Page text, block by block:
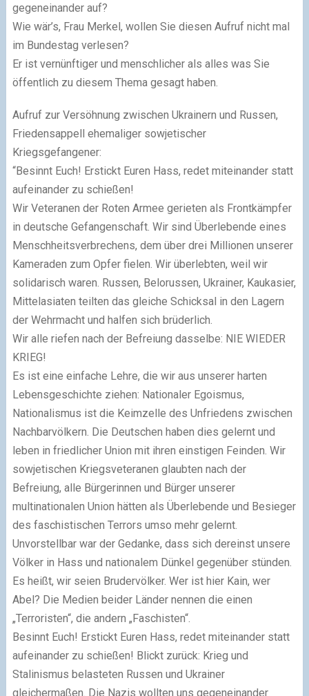
gegeneinander auf?
Wie wär’s, Frau Merkel, wollen Sie diesen Aufruf nicht mal
im Bundestag verlesen?
Er ist vernünftiger und menschlicher als alles was Sie
öffentlich zu diesem Thema gesagt haben.
Aufruf zur Versöhnung zwischen Ukrainern und Russen,
Friedensappell ehemaliger sowjetischer
Kriegsgefangener:
“Besinnt Euch! Erstickt Euren Hass, redet miteinander statt
aufeinander zu schießen!
Wir Veteranen der Roten Armee gerieten als Frontkämpfer
in deutsche Gefangenschaft. Wir sind Überlebende eines
Menschheitsverbrechens, dem über drei Millionen unserer
Kameraden zum Opfer fielen. Wir überlebten, weil wir
solidarisch waren. Russen, Belorussen, Ukrainer, Kaukasier,
Mittelasiaten teilten das gleiche Schicksal in den Lagern
der Wehrmacht und halfen sich brüderlich.
Wir alle riefen nach der Befreiung dasselbe: NIE WIEDER
KRIEG!
Es ist eine einfache Lehre, die wir aus unserer harten
Lebensgeschichte ziehen: Nationaler Egoismus,
Nationalismus ist die Keimzelle des Unfriedens zwischen
Nachbarvölkern. Die Deutschen haben dies gelernt und
leben in friedlicher Union mit ihren einstigen Feinden. Wir
sowjetischen Kriegsveteranen glaubten nach der
Befreiung, alle Bürgerinnen und Bürger unserer
multinationalen Union hätten als Überlebende und Besieger
des faschistischen Terrors umso mehr gelernt.
Unvorstellbar war der Gedanke, dass sich dereinst unsere
Völker in Hass und nationalem Dünkel gegenüber stünden.
Es heißt, wir seien Brudervölker. Wer ist hier Kain, wer
Abel? Die Medien beider Länder nennen die einen
„Terroristen“, die andern „Faschisten“.
Besinnt Euch! Erstickt Euren Hass, redet miteinander statt
aufeinander zu schießen! Blickt zurück: Krieg und
Stalinismus belasteten Russen und Ukrainer
gleichermaßen. Die Nazis wollten uns gegeneinander